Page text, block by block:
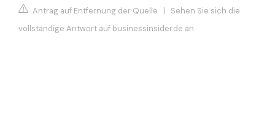
Antrag auf Entfernung der Quelle | Sehen Sie sich die
vollständige Antwort auf businessinsider.de an